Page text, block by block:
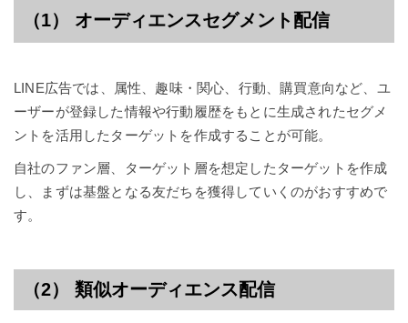
（1） オーディエンスセグメント配信
LINE広告では、属性、趣味・関心、行動、購買意向など、ユ
ーザーが登録した情報や行動履歴をもとに生成されたセグメ
ントを活用したターゲットを作成することが可能。
自社のファン層、ターゲット層を想定したターゲットを作成
し、まずは基盤となる友だちを獲得していくのがおすすめで
す。
（2） 類似オーディエンス配信